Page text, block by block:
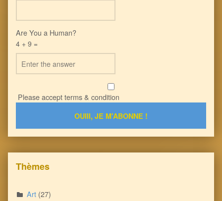
Are You a Human?
4 + 9 =
Please accept terms & condition
Thèmes
Art (27)